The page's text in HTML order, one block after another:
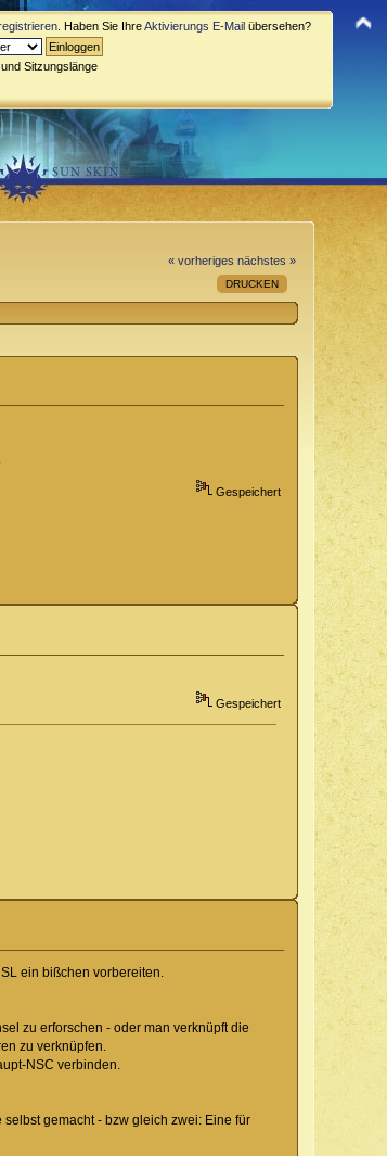
. Haben Sie IhreAktivierungs E-Mail übersehen?
Sitzungslänge
« vorheriges nächstes »
DRUCKEN
Gespeichert
Gespeichert
ein bißchen vorbereiten.
zu erforschen - oder man verknüpft die
zu verknüpfen.
NSC verbinden.
gemacht - bzw gleich zwei: Eine für